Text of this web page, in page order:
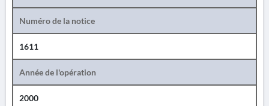
Numéro de la notice
1611
Année de l'opération
2000